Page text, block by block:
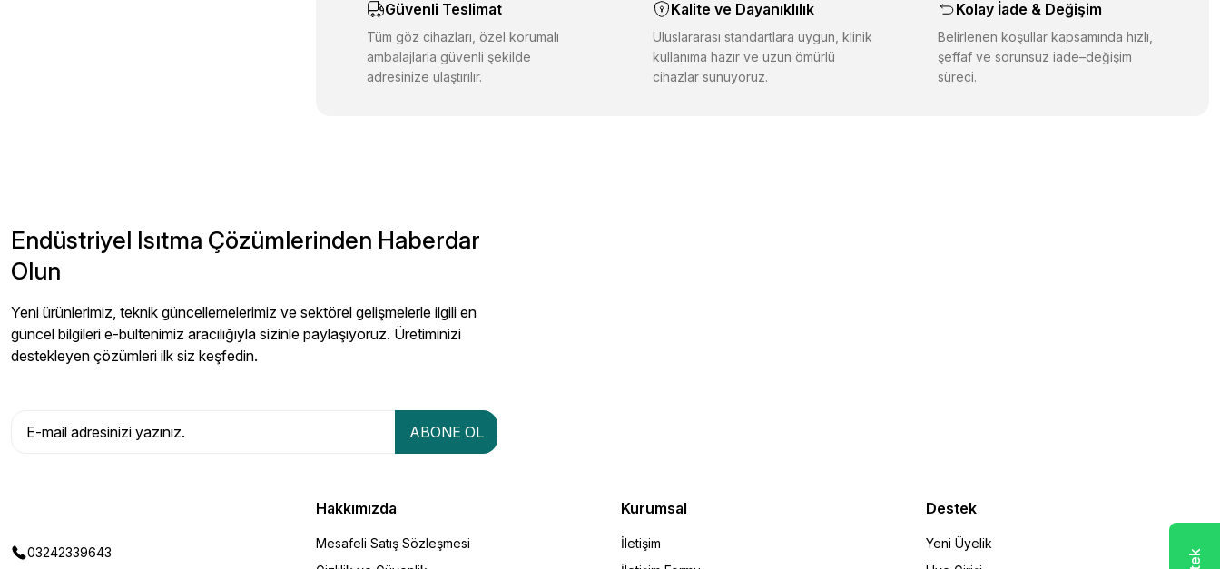
Ürün fiyatı diğer sitelerden daha pahalı.
Bu ürüne benzer farklı alternatifler olmalı.
Güvenli Teslimat
Tüm göz cihazları, özel korumalı
ambalajlarla güvenli şekilde
adresinize ulaştırılır.
Kalite ve Dayanıklılık
Uluslararası standartlara uygun, klinik
kullanıma hazır ve uzun ömürlü
cihazlar sunuyoruz.
Kolay İade & Değişim
Belirlenen koşullar kapsamında hızlı,
şeffaf ve sorunsuz iade–değişim
süreci.
Endüstriyel Isıtma Çözümlerinden Haberdar
Olun
Yeni ürünlerimiz, teknik güncellemelerimiz ve sektörel gelişmelerle ilgili en
güncel bilgileri e-bültenimiz aracılığıyla sizinle paylaşıyoruz. Üretiminizi
destekleyen çözümleri ilk siz keşfedin.
ABONE OL
03242339643
Hakkımızda
Mesafeli Satış Sözleşmesi
Kurumsal
İletişim
Destek
Yeni Üyelik